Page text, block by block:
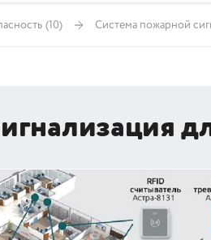
(10) Система пожарной